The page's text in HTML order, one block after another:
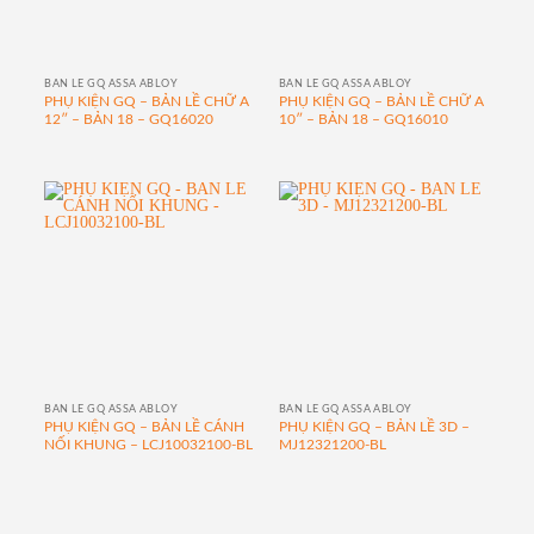
BẢN LỀ GQ ASSA ABLOY
PHỤ KIỆN GQ – BẢN LỀ CHỮ A
12″ – BẢN 18 – GQ16020
BẢN LỀ GQ ASSA ABLOY
PHỤ KIỆN GQ – BẢN LỀ CHỮ A
10″ – BẢN 18 – GQ16010
BẢN LỀ GQ ASSA ABLOY
PHỤ KIỆN GQ – BẢN LỀ CÁNH
NỐI KHUNG – LCJ10032100-BL
BẢN LỀ GQ ASSA ABLOY
PHỤ KIỆN GQ – BẢN LỀ 3D –
MJ12321200-BL